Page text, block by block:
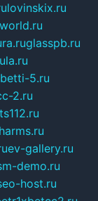
lovinskix.ru
glasspb.ru
5.ru
2.ru
ev-gallery.ru
demo.ru
host.ru